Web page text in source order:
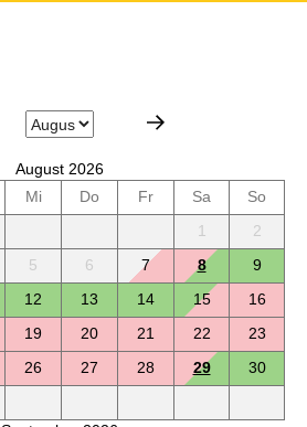
August 2026
Mi Do Fr Sa
So
1
2
5 6 7 8
9
12 13 14 15
16
19 20 21 22
23
26 27 28 29
30